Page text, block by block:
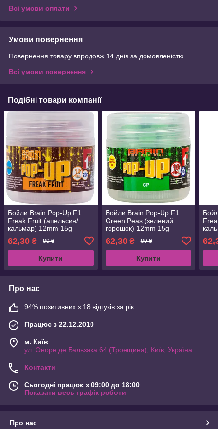
Всі умови оплати
Умови повернення
Повернення товару впродовж 14 днів за домовленістю
Всі умови повернення
Подібні товари компанії
Бойли Brain Pop-Up F1
Freak Fruit (апельсин/
кальмар) 12mm 15g
62,30 ₴ 89 ₴
Купити
Бойли Brain Pop-Up F1
Green Peas (зелений
горошок) 12mm 15g
62,30₴ 89 ₴
Купити
Про нас
94% позитивних з 18 відгуків за рік
Працює з 22.12.2010
м. Київ
ул. Оноре де Бальзака 64 (Троещина), Київ, Україна
Контакти
Сьогодні працює з 09:00 до 18:00
Показати весь графік роботи
Про нас